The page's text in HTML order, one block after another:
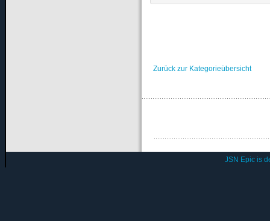
Zurück zur Kategorieübersicht
JSN Epic is